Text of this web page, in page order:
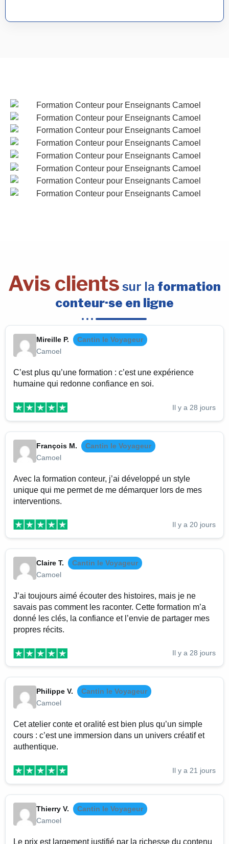
Avis clients sur la formation
conteur·se en ligne
Mireille P.
Cantin le Voyageur
Camoel
C’est plus qu’une formation : c’est une expérience
humaine qui redonne confiance en soi.
Il y a 28 jours
François M.
Cantin le Voyageur
Camoel
Avec la formation conteur, j’ai développé un style
unique qui me permet de me démarquer lors de mes
interventions.
Il y a 20 jours
Claire T.
Cantin le Voyageur
Camoel
J’ai toujours aimé écouter des histoires, mais je ne
savais pas comment les raconter. Cette formation m’a
donné les clés, la confiance et l’envie de partager mes
propres récits.
Il y a 28 jours
Philippe V.
Cantin le Voyageur
Camoel
Cet atelier conte et oralité est bien plus qu’un simple
cours : c’est une immersion dans un univers créatif et
authentique.
Il y a 21 jours
Thierry V.
Cantin le Voyageur
Camoel
Le prix est largement justifié par la richesse du contenu